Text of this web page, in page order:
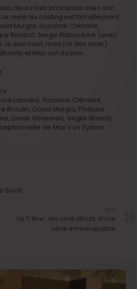
deux rôles principaux avec son
reste du casting est fort alléchant
Murgia, Suzanne Clément,
Rebbot, Serge Riaboukine (avec
suis mort, mais j’ai des amis),
et Max von Sydow.
Lanners, Suzanne Clément,
Broutin, David Murgia, Philippe
Lionel Abelanski, Virgile Bramly,
de Max Von Sydow
Black
La Trêve : les cinq atouts d’une
série immanquable